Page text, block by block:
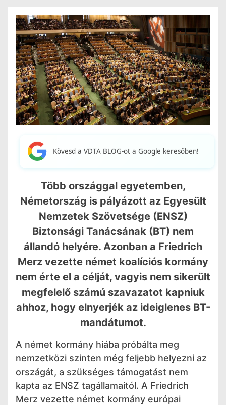
Kövesd a VDTA BLOG-ot a Google keresőben!
Több országgal egyetemben,
Németország is pályázott az Egyesült
Nemzetek Szövetsége (ENSZ)
Biztonsági Tanácsának (BT) nem
állandó helyére. Azonban a Friedrich
Merz vezette német koalíciós kormány
nem érte el a célját, vagyis nem sikerült
megfelelő számú szavazatot kapniuk
ahhoz, hogy elnyerjék az ideiglenes BT-
mandátumot.
A német kormány hiába próbálta meg
nemzetközi szinten még feljebb helyezni az
országát, a szükséges támogatást nem
kapta az ENSZ tagállamaitól. A Friedrich
Merz vezette német kormány európai